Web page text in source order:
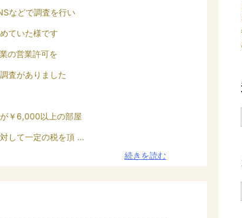
などで調査を行い
ていた様です
の営業許可を
査がありました
￥6,000以上の部屋
して一定の税を頂 ...
続きを読む